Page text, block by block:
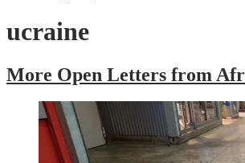
ucraine
More Open Letters from